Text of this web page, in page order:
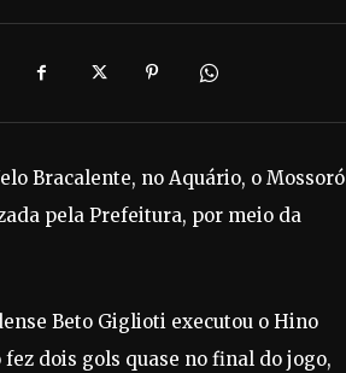
Bracalente, no Aquário, o Mossoró
pela Prefeitura, por meio da
Beto Giglioti executou o Hino
dois gols quase no final do jogo,